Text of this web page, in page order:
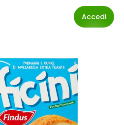
Accedi